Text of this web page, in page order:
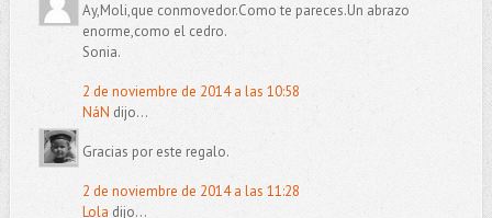
Ay,Moli,que conmovedor.Como te pareces.Un abrazo
enorme,como el cedro.
Sonia.
2 de noviembre de 2014 a las 10:58
NáN dijo...
Gracias por este regalo.
2 de noviembre de 2014 a las 11:28
Lola dijo...